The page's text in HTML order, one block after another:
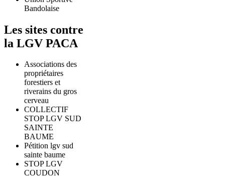
Bandolaise
Les sites contre
la LGV PACA
Associations des
propriétaires
forestiers et
riverains du gros
cerveau
COLLECTIF
STOP LGV SUD
SAINTE
BAUME
Pétition lgv sud
sainte baume
STOP LGV
COUDON